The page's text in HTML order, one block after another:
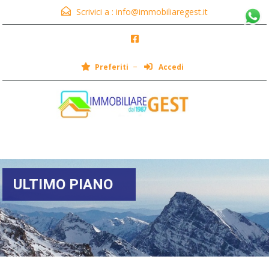
Scrivici a : info@immobiliaregest.it
Preferiti Accedi
ULTIMO PIANO